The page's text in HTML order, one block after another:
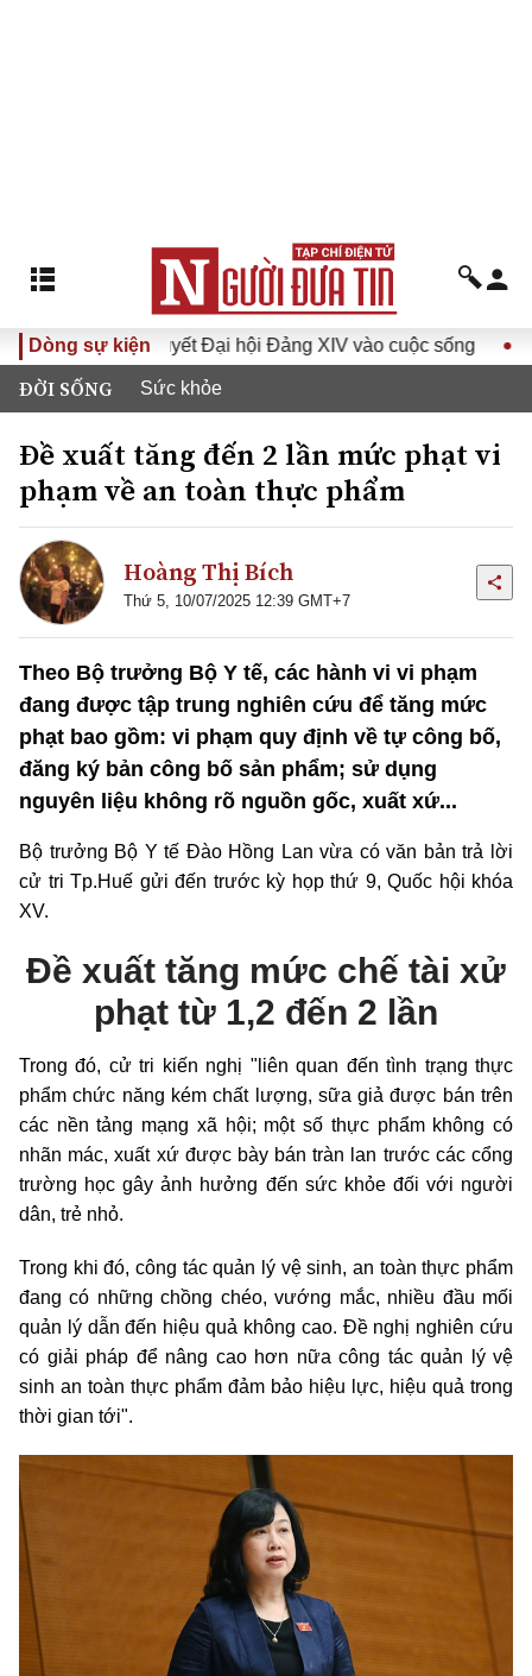
Dòng sự kiện
Nghị quyết Đại hội Đảng XIV vào cuộc sống Hướng
ĐỜI SỐNG Sức khỏe
Đề xuất tăng đến 2 lần mức phạt vi
phạm về an toàn thực phẩm
Hoàng Thị Bích
Thứ 5, 10/07/2025 12:39 GMT+7
Theo Bộ trưởng Bộ Y tế, các hành vi vi phạm
đang được tập trung nghiên cứu để tăng mức
phạt bao gồm: vi phạm quy định về tự công bố,
đăng ký bản công bố sản phẩm; sử dụng
nguyên liệu không rõ nguồn gốc, xuất xứ...
Bộ trưởng Bộ Y tế Đào Hồng Lan vừa có văn bản trả lời
cử tri Tp.Huế gửi đến trước kỳ họp thứ 9, Quốc hội khóa
XV.
Đề xuất tăng mức chế tài xử
phạt từ 1,2 đến 2 lần
Trong đó, cử tri kiến nghị "liên quan đến tình trạng thực
phẩm chức năng kém chất lượng, sữa giả được bán trên
các nền tảng mạng xã hội; một số thực phẩm không có
nhãn mác, xuất xứ được bày bán tràn lan trước các cổng
trường học gây ảnh hưởng đến sức khỏe đối với người
dân, trẻ nhỏ.
Trong khi đó, công tác quản lý vệ sinh, an toàn thực phẩm
đang có những chồng chéo, vướng mắc, nhiều đầu mối
quản lý dẫn đến hiệu quả không cao. Đề nghị nghiên cứu
có giải pháp để nâng cao hơn nữa công tác quản lý vệ
sinh an toàn thực phẩm đảm bảo hiệu lực, hiệu quả trong
thời gian tới".